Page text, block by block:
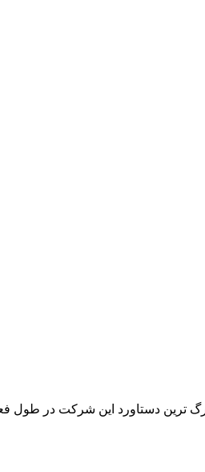
ترین دستاورد این شرکت در